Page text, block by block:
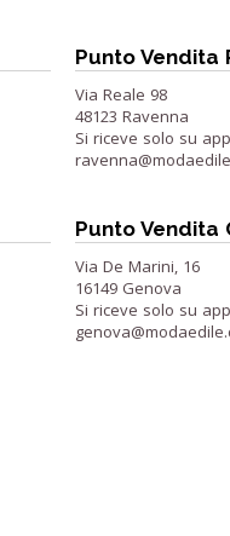
Punto Vendita
Via Reale 98
48123 Ravenna
Si riceve solo su
Punto Vendita
Via De Marini, 16
16149 Genova
Si riceve solo su